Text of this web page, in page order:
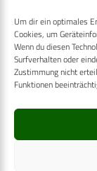
Um dir ein optimales
Cookies, um
Wenn du diesen
Surfverhalten oder
Zustimmung nicht
Funktionen
Cookie-